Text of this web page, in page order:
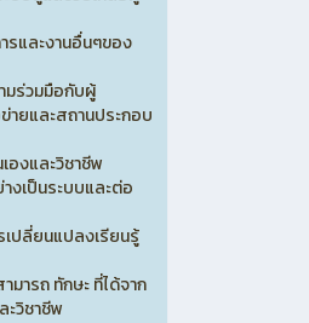
รและงานอื่นๆของ
มร่วมมือกับผู้
ายและสถานประกอบ
องและวิชาชีพ
งเป็นระบบและต่อ
เปลี่ยนแปลงเรียนรู้
มารถ ทักษะ ที่ได้จาก
วิชาชีพ